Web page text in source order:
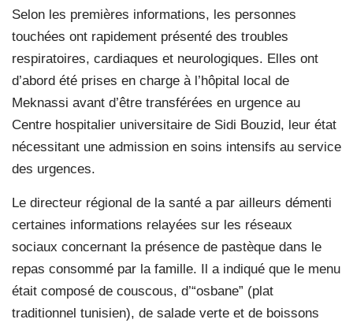
Selon les premières informations, les personnes
touchées ont rapidement présenté des troubles
respiratoires, cardiaques et neurologiques. Elles ont
d’abord été prises en charge à l’hôpital local de
Meknassi avant d’être transférées en urgence au
Centre hospitalier universitaire de Sidi Bouzid, leur état
nécessitant une admission en soins intensifs au service
des urgences.
Le directeur régional de la santé a par ailleurs démenti
certaines informations relayées sur les réseaux
sociaux concernant la présence de pastèque dans le
repas consommé par la famille. Il a indiqué que le menu
était composé de couscous, d’“osbane” (plat
traditionnel tunisien), de salade verte et de boissons